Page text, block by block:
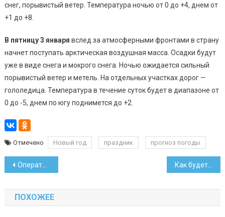
снег, порывистый ветер. Температура ночью от 0 до +4, днем от
+1 до +8.
В пятницу 3 января вслед за атмосферными фронтами в страну
начнет поступать арктическая воздушная масса. Осадки будут
уже в виде снега и мокрого снега. Ночью ожидается сильный
порывистый ветер и метель. На отдельных участках дорог —
гололедица. Температура в течение суток будет в диапазоне от
0 до -5, днем по югу поднимется до +2.
Отмечено Новый год праздник прогноз погоды
Навигация
по
записям
Оператор такси рассказал, как сэкономить на поездках в праздники Как будет работать метро в Минске в новогоднюю ночь
ПОХОЖЕЕ